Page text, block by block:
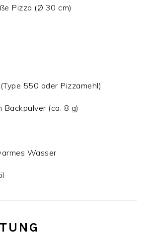
Pizza (Ø 30 cm)
550 oder Pizzamehl)
(ca. 8 g)
Wasser